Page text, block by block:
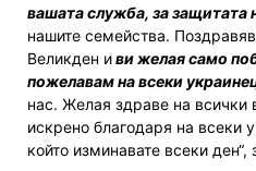
вашата служба, за защитата
нашите семейства.
Великден иви желая само
пожелавам на всеки
нас. Желая здраве на всички
искрено благодаря на всеки
който изминавате всеки ден“,